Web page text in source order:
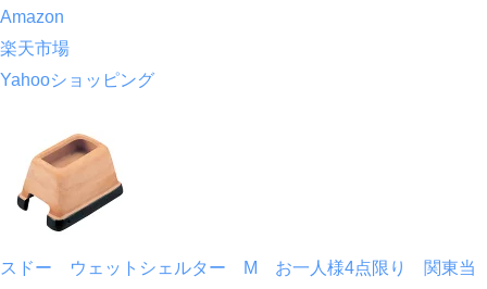
Amazon
楽天市場
Yahooショッピング
スドー ウェットシェルター M お一人様4点限り 関東当